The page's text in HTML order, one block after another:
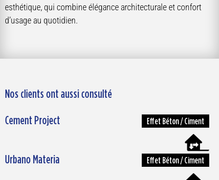
esthétique, qui combine élégance architecturale et confort
d’usage au quotidien.
Nos clients ont aussi consulté
Effet Béton / Ciment
Cement Project
Effet Béton / Ciment
Urbano Materia